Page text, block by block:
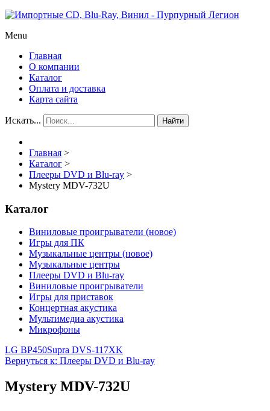
Menu
Главная
О компании
Каталог
Оплата и доставка
Карта сайта
Искать... Найти
Главная >
Каталог >
Плееры DVD и Blu-ray >
Mystery MDV-732U
Каталог
Виниловые проигрыватели (новое)
Игры для ПК
Музыкальные центры (новое)
Музыкальные центры
Плееры DVD и Blu-ray
Виниловые проигрыватели
Игры для приставок
Концертная акустика
Мультимедиа акустика
Микрофоны
LG BP450Supra DVS-117XK
Вернуться к: Плееры DVD и Blu-ray
Mystery MDV-732U